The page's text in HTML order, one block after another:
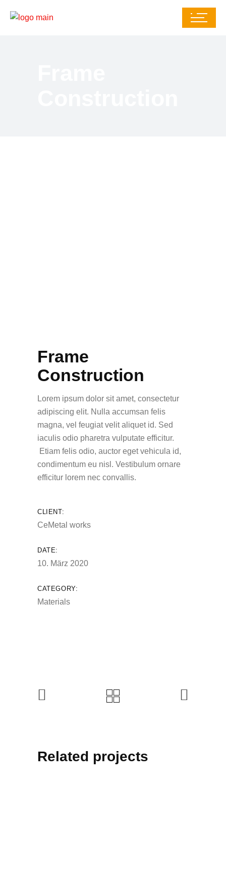
Frame
Construction
Lorem ipsum dolor sit amet, consectetur
adipiscing elit. Nulla accumsan felis
magna, vel feugiat velit aliquet id. Sed
iaculis odio pharetra vulputate efficitur.
Etiam felis odio, auctor eget vehicula id,
condimentum eu nisl. Vestibulum ornare
efficitur lorem nec convallis.
CLIENT:
CeMetal works
DATE:
10. März 2020
CATEGORY:
Materials
Related projects